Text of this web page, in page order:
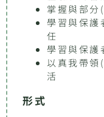
掌握與部
學習與保
任
學習與保
以真我帶
活
形式